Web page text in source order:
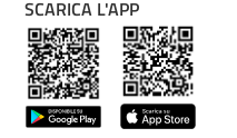
SCARICA L'APP